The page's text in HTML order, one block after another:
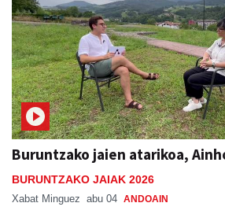
Buruntzako jaien atarikoa,
BURUNTZAKO JAIAK 2026
Xabat Minguez abu 04 ANDOAIN